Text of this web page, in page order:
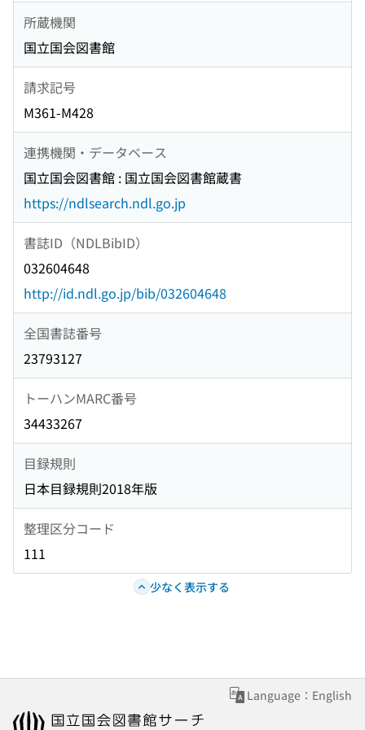
所蔵機関
国立国会図書館
請求記号
M361-M428
連携機関・データベース
国立国会図書館 : 国立国会図書館蔵書
https://ndlsearch.ndl.go.jp
書誌ID（NDLBibID）
032604648
http://id.ndl.go.jp/bib/032604648
全国書誌番号
23793127
トーハンMARC番号
34433267
目録規則
日本目録規則2018年版
整理区分コード
111
少なく表示する
Language：English